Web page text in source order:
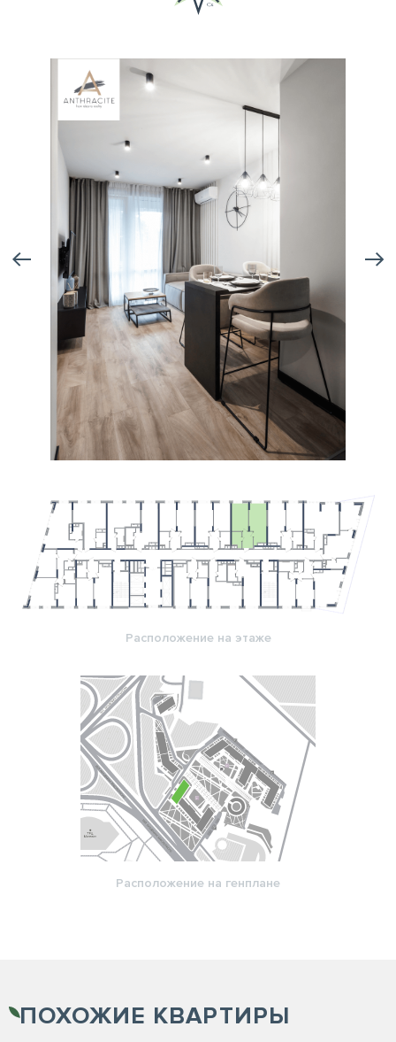
Расположение на этаже
Расположение на генплане
ПОХОЖИЕ КВАРТИРЫ